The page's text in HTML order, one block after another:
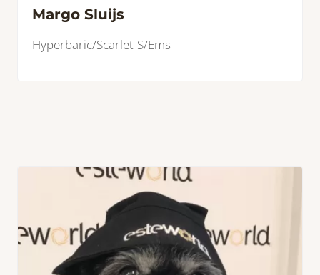
Margo Sluijs
Hyperbaric/Scarlet-S/Ems